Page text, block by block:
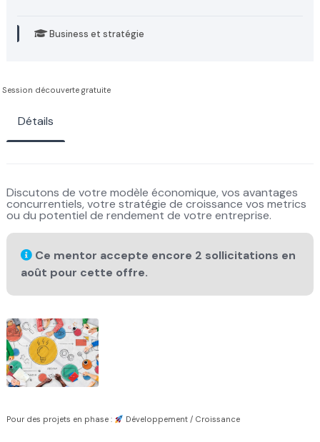
Business et stratégie
Session découverte gratuite
Détails
Discutons de votre modèle économique, vos avantages
concurrentiels, votre stratégie de croissance vos metrics
ou du potentiel de rendement de votre entreprise.
Ce mentor accepte encore 2 sollicitations en
août pour cette offre.
Pour des projets en phase : Développement / Croissance